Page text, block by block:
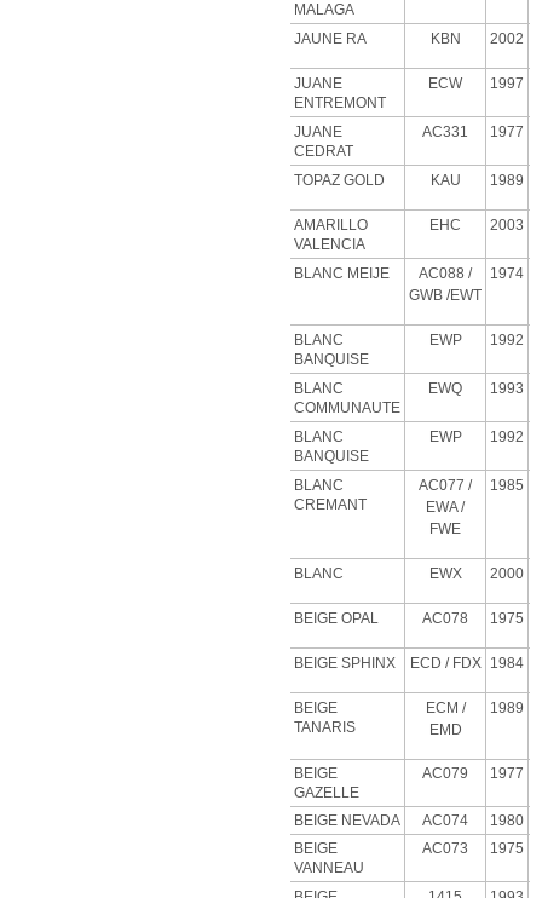
MALAGA
JAUNE RA KBN 2002
JUANE
ENTREMONT
ECW 1997
JUANE
CEDRAT
AC331 1977
TOPAZ GOLD KAU 1989
AMARILLO
VALENCIA
EHC 2003
BLANC MEIJE AC088 /
GWB /EWT
1974
BLANC
BANQUISE
EWP 1992
BLANC
COMMUNAUTE
EWQ 1993
BLANC
BANQUISE
EWP 1992
BLANC
CREMANT
AC077 /
EWA /
FWE
1985
BLANC EWX 2000
BEIGE OPAL AC078 1975
BEIGE SPHINX ECD / FDX 1984
BEIGE
TANARIS
ECM /
EMD
1989
BEIGE
GAZELLE
AC079 1977
BEIGE NEVADA AC074
1980
BEIGE
VANNEAU
AC073 1975